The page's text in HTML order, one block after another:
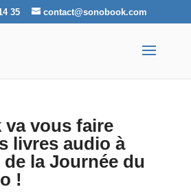
35 contact@sonobook.com
vous faire
livres audio à
de la Journée du
!